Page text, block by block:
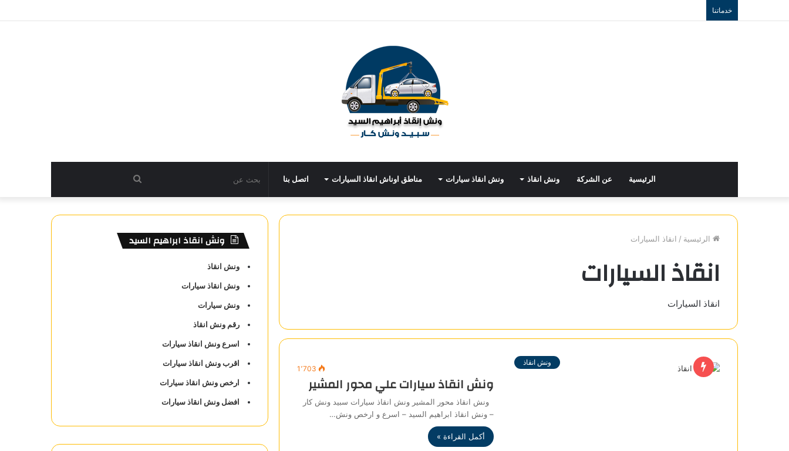
خدماتنا
الرئيسية عن الشركة ونش انقاذ ونش انقاذ سيارات مناطق اوناش انقاذ السيارات اتصل بنا
عن
الرئيسية / انقاذ السيارات
انقاذ السيارات
انقاذ السيارات
ونش انقاذ
1٬703
ونش انقاذ سيارات علي محور المشير
ونش انقاذ محور المشير ونش انقاذ سيارات سبيد ونش كار
– ونش انقاذ ابراهيم السيد – اسرع و ارخص ونش…
أكمل القراءة »
ونش انقاذ ابراهيم السيد
ونش انقاذ
ونش انقاذ سيارات
ونش سيارات
رقم ونش انقاذ
اسرع ونش انقاذ سيارات
اقرب ونش انقاذ سيارات
ارخص ونش انقاذ سيارات
افضل ونش انقاذ سيارات